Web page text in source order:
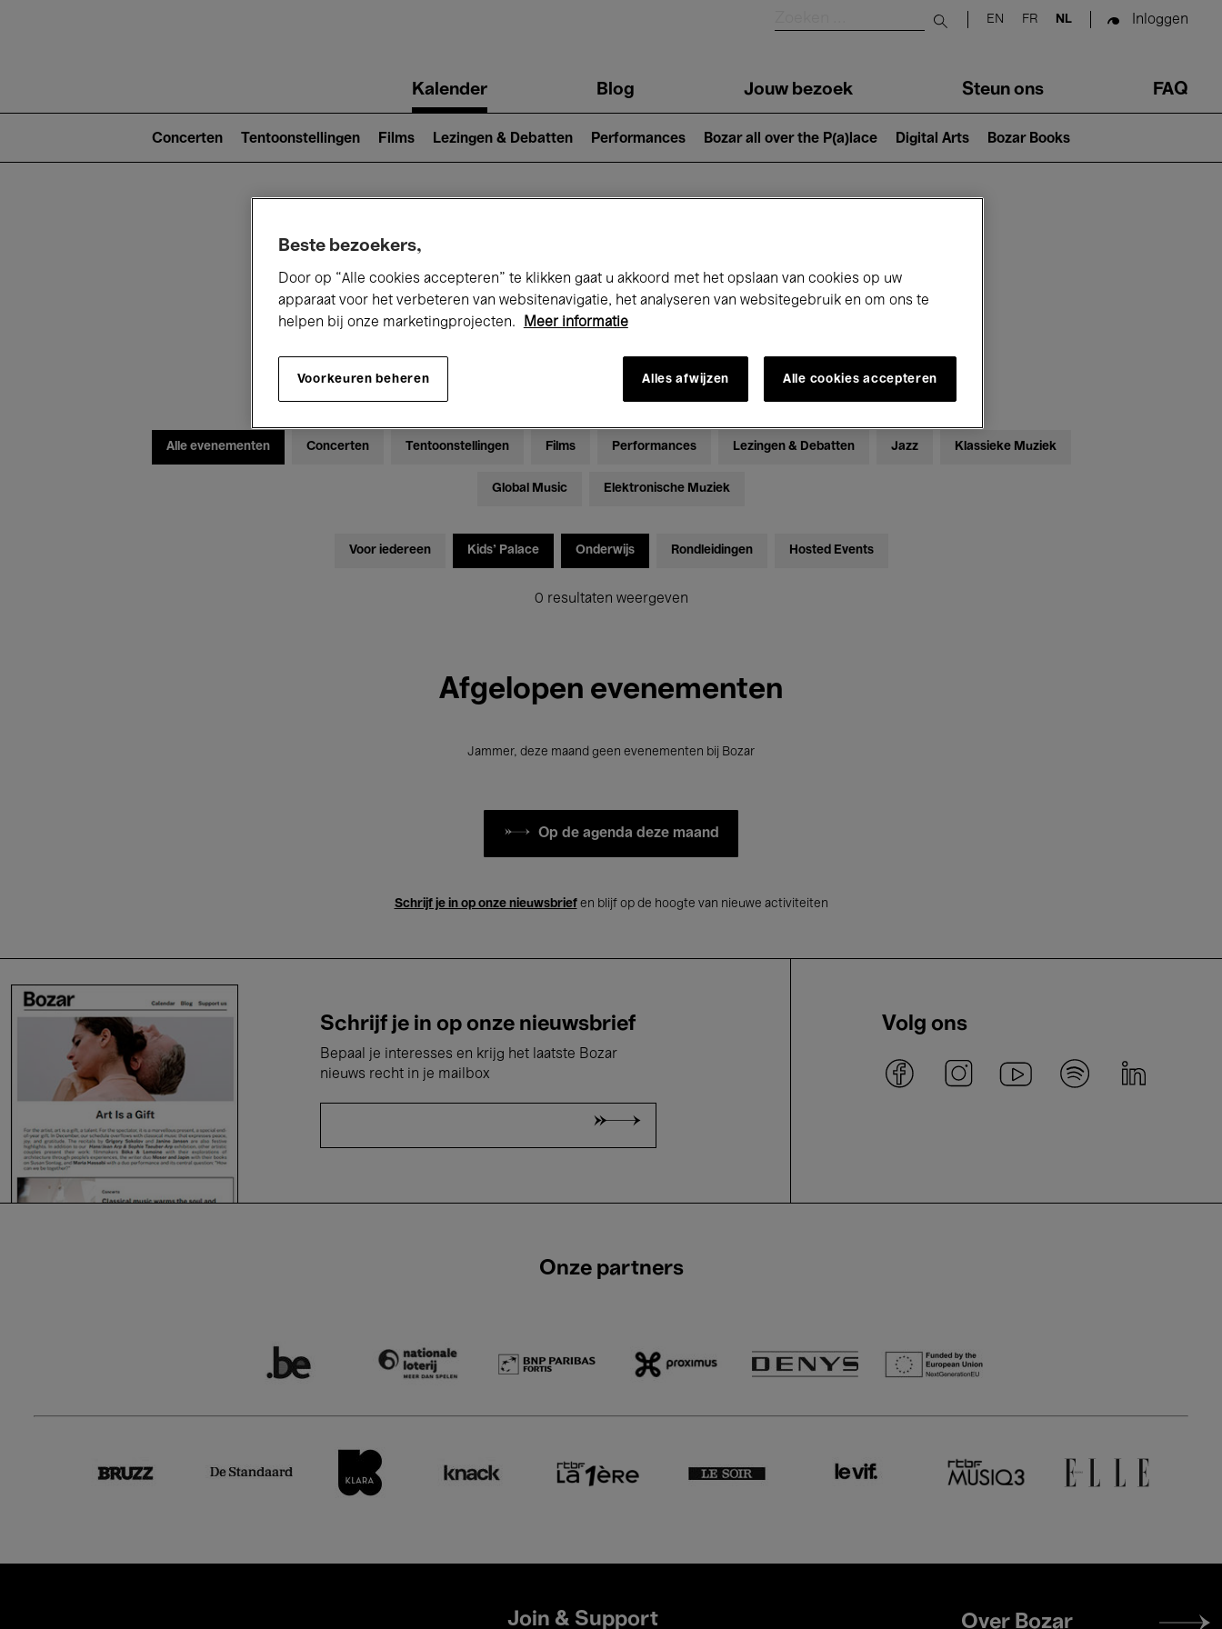
Submit search
EN FR NL Inloggen
navigationKalender Blog Jouw bezoek Steun ons FAQ
2)
Concerten Tentoonstellingen Films Lezingen & Debatten Performances Bozar all over the P(a)lace Digital Arts Bozar Books
Alle evenementen Concerten Tentoonstellingen Films Performances Lezingen & Debatten Jazz Klassieke Muziek
Global Music Elektronische Muziek
Voor iedereen Kids’ Palace Onderwijs Rondleidingen Hosted Events
0 resultaten weergeven
Afgelopen evenementen
Jammer, deze maand geen evenementen bij Bozar
Op de agenda deze maand
Schrijf je in op onze nieuwsbriefen blijf op de hoogte van nieuwe activiteiten
Schrijf je in op onze nieuwsbrief
Bepaal je interesses en krijg het laatste Bozar
nieuws recht in je mailbox
Volg ons
Onze partners
Join & Support
Footer
Over Bozar
Beste bezoekers,
Door op “Alle cookies accepteren” te klikken gaat u akkoord met het opslaan van cookies op uw
apparaat voor het verbeteren van websitenavigatie, het analyseren van websitegebruik en om ons te
helpen bij onze marketingprojecten.
Meer informatie
Voorkeuren beheren Alles afwijzen Alle cookies accepteren